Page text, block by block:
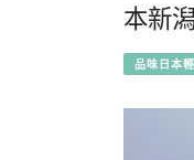
本新
品味日本